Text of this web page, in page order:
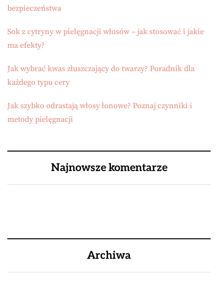
bezpieczeństwa
Sok z cytryny w pielęgnacji włosów – jak stosować i jakie
ma efekty?
Jak wybrać kwas złuszczający do twarzy? Poradnik dla
każdego typu cery
Jak szybko odrastają włosy łonowe? Poznaj czynniki i
metody pielęgnacji
Najnowsze komentarze
Archiwa